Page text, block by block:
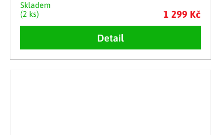
Skladem
(2 ks)
1 299 Kč
Detail